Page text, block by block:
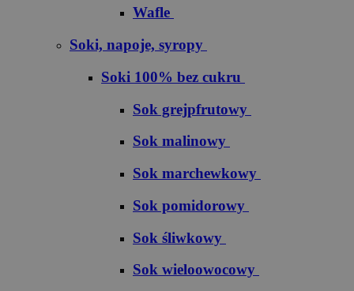
Wafle
Soki, napoje, syropy
Soki 100% bez cukru
S​o​k​ ​g​r​e​j​p​f​r​u​t​o​w​y
Sok malinowy
Sok marchewkowy
Sok pomidorowy
Sok śliwkowy
Sok wieloowocowy